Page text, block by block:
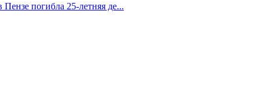
погибла 25-летняя де...